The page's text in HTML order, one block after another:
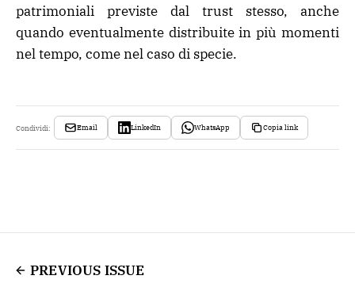
patrimoniali previste dal trust stesso, anche
quando eventualmente distribuite in più momenti
nel tempo, come nel caso di specie.
Condividi: Email LinkedIn WhatsApp Copia link
PREVIOUS ISSUE